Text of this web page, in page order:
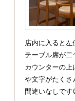
店内に入ると
テーブル席が二
カウンターの上
や文字がたくさ
間違いなしです